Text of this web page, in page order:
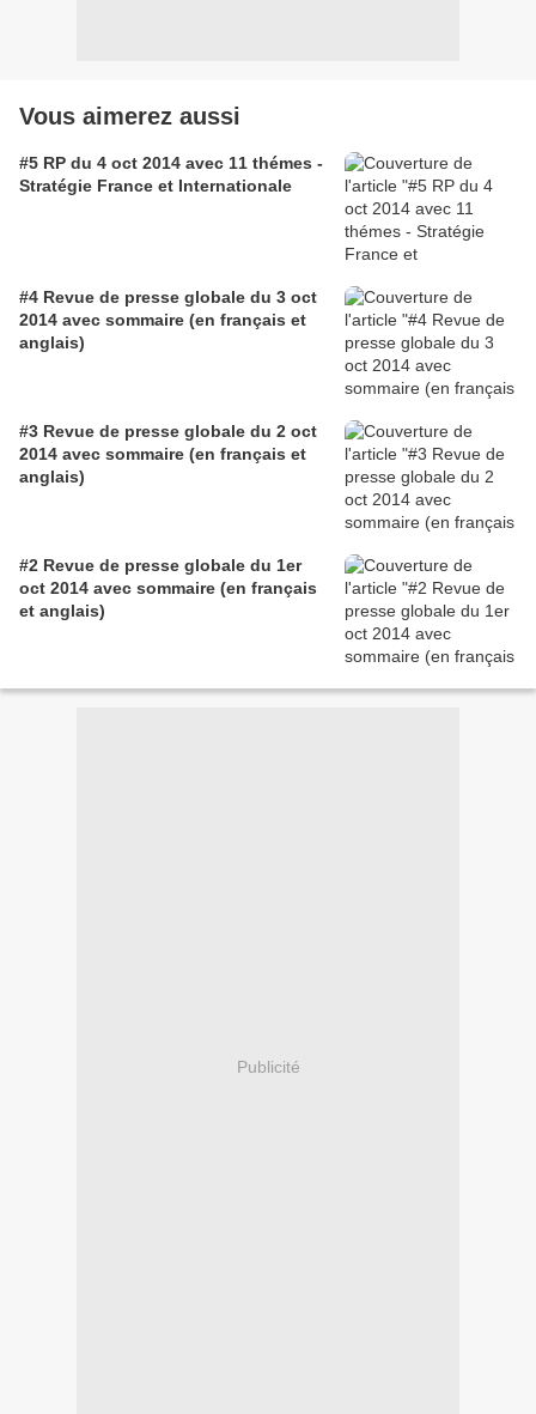
Vous aimerez aussi
#5 RP du 4 oct 2014 avec 11 thémes -
Stratégie France et Internationale
#4 Revue de presse globale du 3 oct
2014 avec sommaire (en français et
anglais)
#3 Revue de presse globale du 2 oct
2014 avec sommaire (en français et
anglais)
#2 Revue de presse globale du 1er
oct 2014 avec sommaire (en français
et anglais)
Publicité